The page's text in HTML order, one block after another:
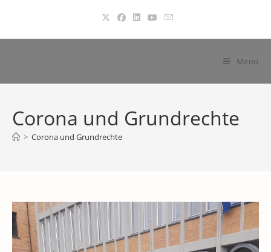
springen
Menü
Corona und Grundrechte
> Corona und Grundrechte